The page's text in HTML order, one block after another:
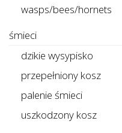
wasps/bees/hornets
śmieci
dzikie wysypisko
przepełniony kosz
palenie śmieci
uszkodzony kosz